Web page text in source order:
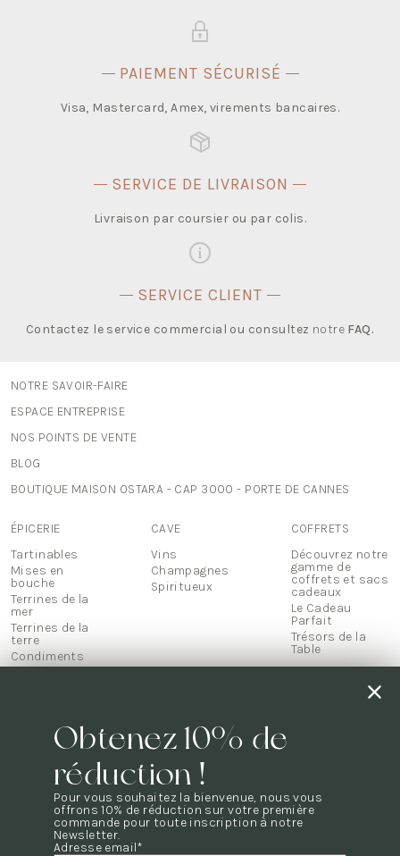
Obtenez 10% de
réduction !
Pour vous souhaitez la bienvenue, nous vous
offrons 10% de réduction sur votre première
commande pour toute inscription à notre
Newsletter.
Adresse email*
PAIEMENT SÉCURISÉ
Visa, Mastercard, Amex, virements bancaires.
SERVICE DE LIVRAISON
Livraison par coursier ou par colis.
SERVICE CLIENT
Contactez le service commercial ou consultez notre FAQ.
NOTRE SAVOIR-FAIRE
ESPACE ENTREPRISE
NOS POINTS DE VENTE
BLOG
BOUTIQUE MAISON OSTARA - CAP 3000 - PORTE DE CANNES
ÉPICERIE
Tartinables
Mises en
bouche
Terrines de la
mer
Terrines de la
terre
Condiments
d'exception
Chocolats
Confiseries
Confitures
Miels & pâte à
tartiner
CAVE
Vins
Champagnes
Spiritueux
COFFRETS
Découvrez notre
gamme de
coffrets et sacs
cadeaux
Le Cadeau
Parfait
Trésors de la
Table
UNE QUESTION ?